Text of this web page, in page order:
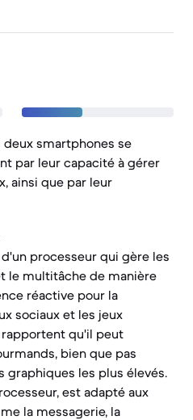
smartphones se
par leur capacité à gérer
ainsi que par leur
processeur qui gère les
le multitâche de manière
réactive pour la
sociaux et les jeux
qu'il peut
bien que pas
graphiques les plus élevés.
est adapté aux
la messagerie, la